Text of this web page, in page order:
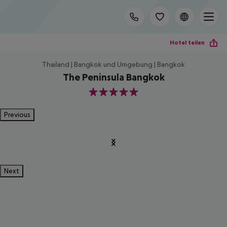
Hotel teilen
Thailand | Bangkok und Umgebung | Bangkok
The Peninsula Bangkok
5
Previous
Next